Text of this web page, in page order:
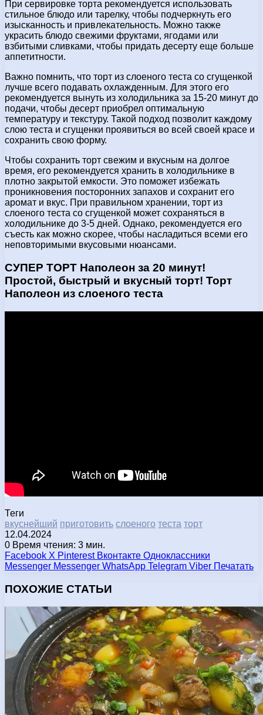
При сервировке торта рекомендуется использовать
стильное блюдо или тарелку, чтобы подчеркнуть его
изысканность и привлекательность. Можно также
украсить блюдо свежими фруктами, ягодами или
взбитыми сливками, чтобы придать десерту еще больше
аппетитности.
Важно помнить, что торт из слоеного теста со сгущенкой
лучше всего подавать охлажденным. Для этого его
рекомендуется вынуть из холодильника за 15-20 минут до
подачи, чтобы десерт приобрел оптимальную
температуру и текстуру. Такой подход позволит каждому
слою теста и сгущенки проявиться во всей своей красе и
сохранить свою форму.
Чтобы сохранить торт свежим и вкусным на долгое
время, его рекомендуется хранить в холодильнике в
плотно закрытой емкости. Это поможет избежать
проникновения посторонних запахов и сохранит его
аромат и вкус. При правильном хранении, торт из
слоеного теста со сгущенкой может сохраняться в
холодильнике до 3-5 дней. Однако, рекомендуется его
съесть как можно скорее, чтобы насладиться всеми его
неповторимыми вкусовыми нюансами.
СУПЕР ТОРТ Наполеон за 20 минут!
Простой, быстрый и вкусный торт! Торт
Наполеон из слоеного теста
Теги
вкуснейший приготовить слоеного теста торт
12.04.2024
0 Время чтения: 3 мин.
Facebook X Pinterest Вконтакте Одноклассники
Messenger Messenger WhatsApp Telegram Viber Печатать
ПОХОЖИЕ СТАТЬИ